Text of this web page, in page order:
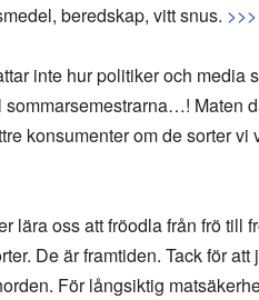
beredskap, vitt snus.
inte hur politiker och media
sommarsemestrarna…! Maten
konsumenter om de sorter
lära oss att fröodla från frö till
De är framtiden. Tack för
För långsiktig